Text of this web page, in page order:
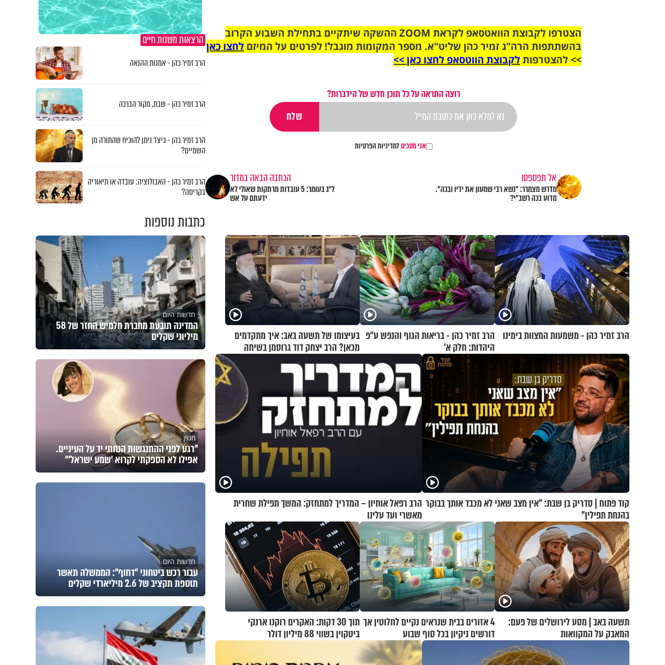
הצטרפו לקבוצת הוואטסאפ לקראת ZOOM ההשקה שיתקיים בתחילת השבוע הקרוב
בהשתתפות הרה"ג זמיר כהן שליט"א. מספר המקומות מוגבל! לפרטים על המיזם לחצו כאן
>> להצטרפותלקבוצת הווטסאפ לחצו כאן >>
רוצה התראה על כל תוכן חדש של הידברות?
אני מסכיםלמדיניות הפרטיות
אל תפספסו
מדרש מצמרר: "נשא רבי שמעון את ידיו ובכה".
מדוע בכה רשב"י?
הכתבה הבאה במדור
ל"ג בעומר: 5 עובדות מרתקות שאולי לא
ידעתם על אש
הרב זמיר כהן - משמעות המצוות בימינו
הרב זמיר כהן - בריאות הגוף והנפש ע"פ
היהדות: חלק א’
בעיצומו של תשעה באב: איך מתקדמים
מכאן? הרב יצחק דוד גרוסמן בשיחה
מיוחדת
קוד פתוח | סדריק בן שבת: "אין מצב שאני לא מכבד אותך בבוקר
בהנחת תפילין"
הרב רפאל אוחיון – המדריך למתחזק: המשך תפילת שחרית
מאשרי ועד עלינו
תשעה באב | מסע לירושלים של פעם:
המאבק על המקוואות
4 אזורים בבית שנראים נקיים לחלוטין אך
דורשים ניקיון בכל סוף שבוע
תוך 30 דקות: האקרים רוקנו ארנקי
ביטקוין בשווי 88 מיליון דולר
הרצאות משנות חיים
הרב זמיר כהן - אמנות ההנאה
הרב זמיר כהן - שבת, מקור הברכה
הרב זמיר כהן - כיצד ניתן להוכיח שהתורה מן
השמיים?
הרב זמיר כהן - האבולוציה: עובדה או תיאוריה
בקריסה?
כתבות נוספות
חדשות היום
המדינה תובעת מחברת חלמיש החזר של 58
מיליוני שקלים
מגזין
"רגע לפני ההתנגשות הנחתי יד על העיניים.
אפילו לא הספקתי לקרוא 'שמע ישראל'"
חדשות היום
עבור רכש ביטחוני "דחוף": הממשלה תאשר
תוספת תקציב של 2.6 מיליארדי שקלים